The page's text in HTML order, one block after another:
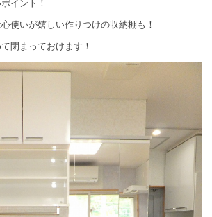
イント！
使いが嬉しい作りつけの収納棚も！
閉まっておけます！